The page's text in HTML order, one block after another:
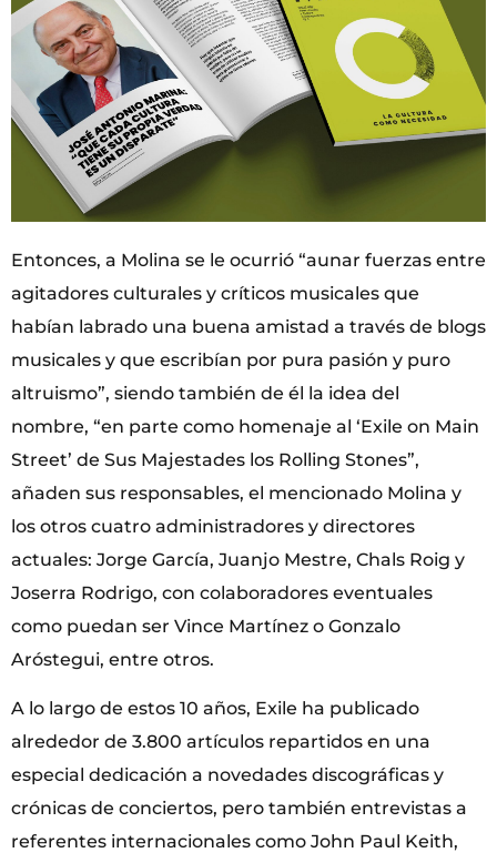
Entonces, a Molina se le ocurrió “aunar fuerzas entre
agitadores culturales y críticos musicales que
habían labrado una buena amistad a través de blogs
musicales y que escribían por pura pasión y puro
altruismo”, siendo también de él la idea del
nombre, “en parte como homenaje al ‘Exile on Main
Street’ de Sus Majestades los Rolling Stones”,
añaden sus responsables, el mencionado Molina y
los otros cuatro administradores y directores
actuales: Jorge García, Juanjo Mestre, Chals Roig y
Joserra Rodrigo, con colaboradores eventuales
como puedan ser Vince Martínez o Gonzalo
Aróstegui, entre otros.
A lo largo de estos 10 años, Exile ha publicado
alrededor de 3.800 artículos repartidos en una
especial dedicación a novedades discográficas y
crónicas de conciertos, pero también entrevistas a
referentes internacionales como John Paul Keith,